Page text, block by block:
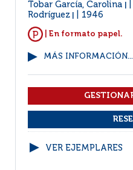
Tobar García, Carolina
Rodríguez
1946
| En formato papel.
MÁS INFORMACIÓN...
VER EJEMPLARES